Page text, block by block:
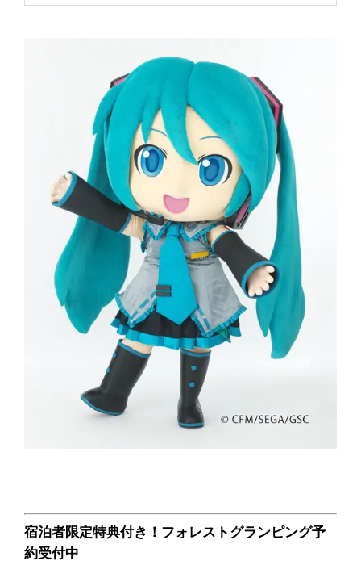
宿泊者限定特典付き！フォレストグランピング予
約受付中